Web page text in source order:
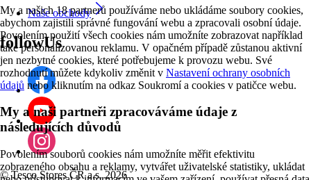
My a našich 18 partnerů používáme nebo ukládáme soubory cookies,
abychom zajistili správné fungování webu a zpracovali osobní údaje.
Povolením použití všech cookies nám umožníte zobrazovat například
také personalizovanou reklamu. V opačném případě zůstanou aktivní
jen nezbytné cookies, které potřebujeme k provozu webu. Své
rozhodnutí můžete kdykoliv změnit v Nastavení ochrany osobních
údajů nebo kliknutím na odkaz Soukromí a cookies v patičce webu.
My a naši partneři zpracováváme údaje z
následujících důvodů
Povolením souborů cookies nám umožníte měřit efektivitu
zobrazeného obsahu a reklamy, vytvářet uživatelské statistiky, ukládat
Naše obchody
followUs
©Tesco Stores ČR a.s. 2026